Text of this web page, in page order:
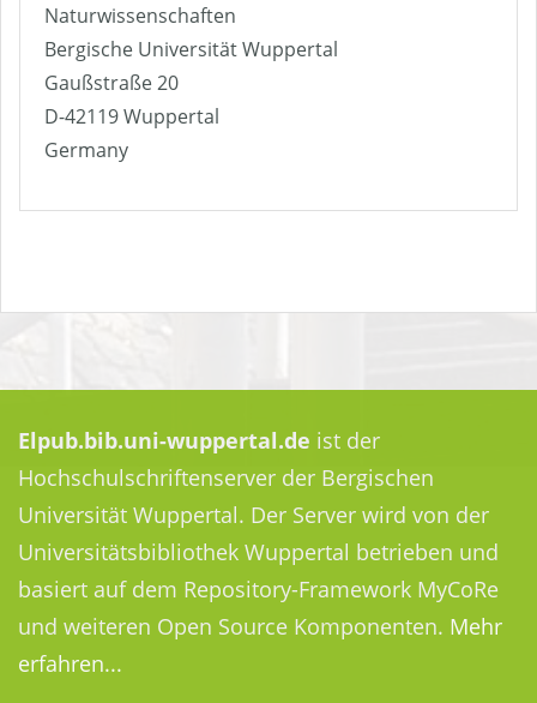
Naturwissenschaften
Bergische Universität Wuppertal
Gaußstraße 20
D-42119 Wuppertal
Germany
Elpub.bib.uni-wuppertal.de ist der
Hochschulschriftenserver der Bergischen
Universität Wuppertal. Der Server wird von der
Universitätsbibliothek Wuppertal betrieben und
basiert auf dem Repository-Framework MyCoRe
und weiteren Open Source Komponenten. Mehr
erfahren...